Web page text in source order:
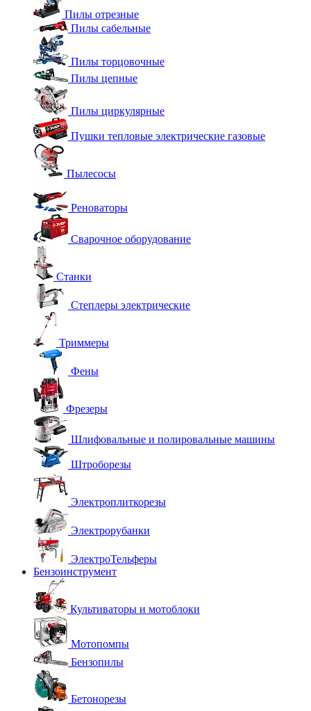
Пилы отрезные
Пилы сабельные
Пилы торцовочные
Пилы цепные
Пилы циркулярные
Пушки тепловые электрические газовые
Пылесосы
Реноваторы
Сварочное оборудование
Станки
Степлеры электрические
Триммеры
Фены
Фрезеры
Шлифовальные и полировальные машины
Штроборезы
Электроплиткорезы
Электрорубанки
ЭлектроТельферы
Бензоинструмент
Культиваторы и мотоблоки
Мотопомпы
Бензопилы
Бетонорезы